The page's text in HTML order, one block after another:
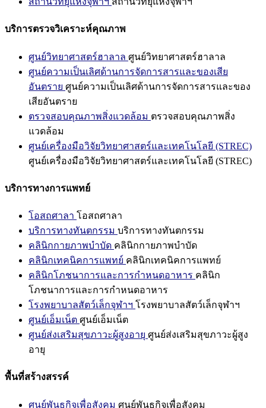
บริการตรวจวิเคราะห์คุณภาพ
ศูนย์วิทยาศาสตร์ฮาลาล ศูนย์วิทยาศาสตร์ฮาลาล
ศูนย์ความเป็นเลิศด้านการจัดการสารและของเสีย
อันตราย ศูนย์ความเป็นเลิศด้านการจัดการสารและของ
เสียอันตราย
ตรวจสอบคุณภาพสิ่งแวดล้อม ตรวจสอบคุณภาพสิ่ง
แวดล้อม
ศูนย์เครื่องมือวิจัยวิทยาศาสตร์และเทคโนโลยี (STREC)
ศูนย์เครื่องมือวิจัยวิทยาศาสตร์และเทคโนโลยี (STREC)
บริการทางการแพทย์
โอสถศาลา โอสถศาลา
บริการทางทันตกรรม บริการทางทันตกรรม
คลินิกกายภาพบำบัด คลินิกกายภาพบำบัด
คลินิกเทคนิคการแพทย์ คลินิกเทคนิคการแพทย์
คลินิกโภชนาการและการกำหนดอาหาร คลินิก
โภชนาการและการกำหนดอาหาร
โรงพยาบาลสัตว์เล็กจุฬาฯ โรงพยาบาลสัตว์เล็กจุฬาฯ
ศูนย์เอ็มเน็ต ศูนย์เอ็มเน็ต
ศูนย์ส่งเสริมสุขภาวะผู้สูงอายุ ศูนย์ส่งเสริมสุขภาวะผู้สูง
อายุ
พื้นที่สร้างสรรค์
ศูนย์พันธกิจเพื่อสังคม ศูนย์พันธกิจเพื่อสังคม